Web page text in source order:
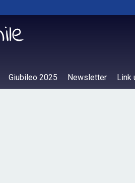
Giubileo 2025 Newsletter Link